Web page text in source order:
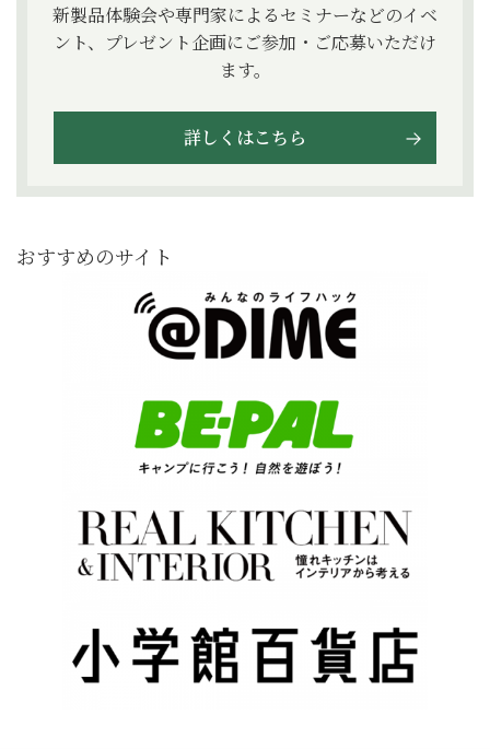
新製品体験会や専門家によるセミナーなどのイベ
ント、プレゼント企画にご参加・ご応募いただけ
ます。
詳しくはこちら
おすすめのサイト